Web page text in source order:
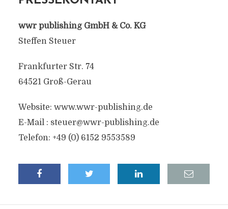
wwr publishing GmbH & Co. KG
Steffen Steuer
Frankfurter Str. 74
64521 Groß-Gerau
Website: www.wwr-publishing.de
E-Mail : steuer@wwr-publishing.de
Telefon: +49 (0) 6152 9553589